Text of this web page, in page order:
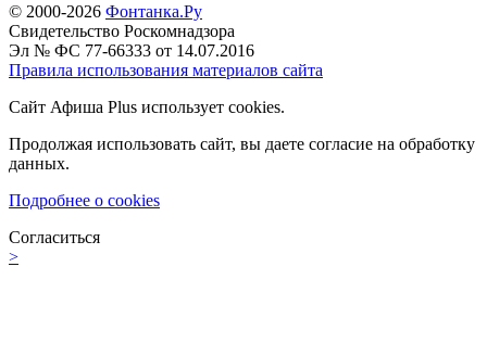
© 2000-2026 Фонтанка.Ру
Свидетельство Роскомнадзора
Эл № ФС 77-66333 от 14.07.2016
Правила использования материалов сайта
Сайт Афиша Plus использует cookies.
Продолжая использовать сайт, вы даете согласие на обработку
данных.
Подробнее о cookies
Согласиться
>